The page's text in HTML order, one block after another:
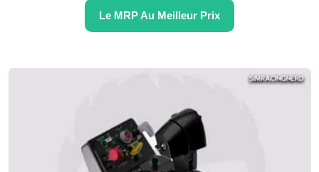
Le MRP Au Meilleur Prix